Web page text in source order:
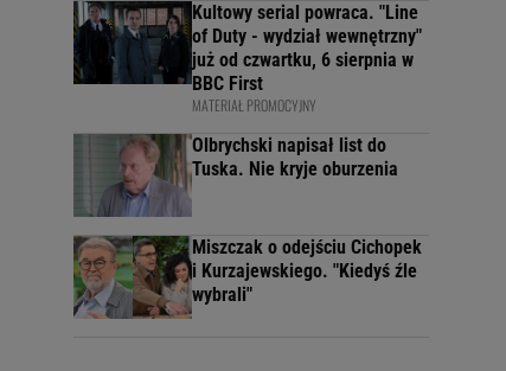
Kultowy serial powraca. "Line
of Duty - wydział wewnętrzny"
już od czwartku, 6 sierpnia w
BBC First
MATERIAŁ PROMOCYJNY
Olbrychski napisał list do
Tuska. Nie kryje oburzenia
Miszczak o odejściu Cichopek
i Kurzajewskiego. "Kiedyś źle
wybrali"